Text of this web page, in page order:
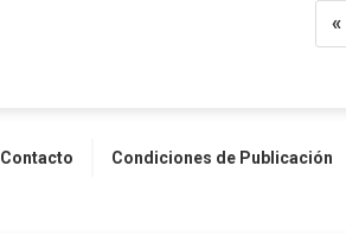
«
Contacto Condiciones de Publicación